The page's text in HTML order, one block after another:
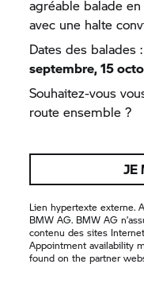
agréable balade
avec une halte
Dates des balades
septembre, 15
Souhaitez-vous
route ensemble ?
JE
Lien hypertexte externe.
BMW AG. BMW AG
contenu des sites
Appointment availability
found on the partner